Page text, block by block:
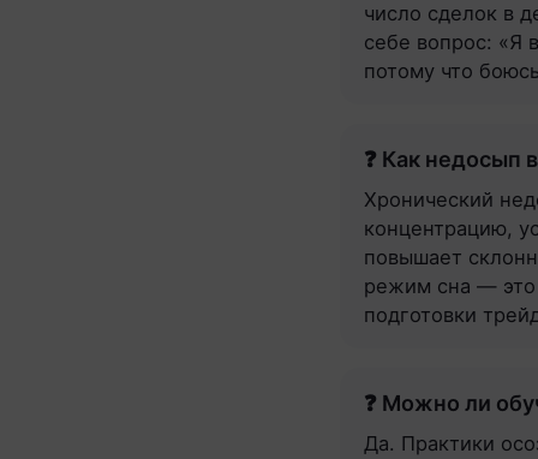
число сделок в
себе вопрос: «Я
потому что
❓ Как недосып
Хронический
концентрацию,
повышает
режим сна — это
подготовки
❓ Можно ли
Да. Практики